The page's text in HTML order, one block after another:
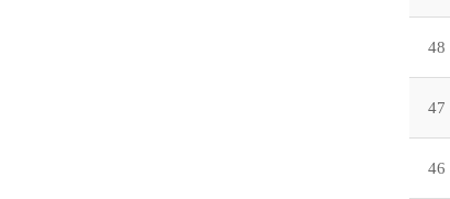
48
47
46